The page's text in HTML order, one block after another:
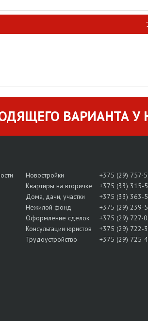
ВАРИАНТА У
Новостройки
+375 (29) 757-
Квартиры на вторичке
+375 (33) 315-
Дома, дачи, участки
+375 (33) 363-
Нежилой фонд
+375 (29) 239-
Оформление сделок
+375 (29) 727-
Консультации юристов
+375 (29) 722-
Трудоустройство
+375 (29) 725-